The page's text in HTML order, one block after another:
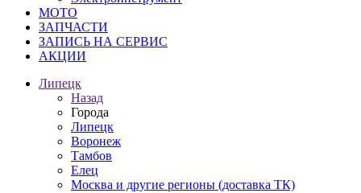
МОТО
ЗАПЧАСТИ
ЗАПИСЬ НА СЕРВИС
АКЦИИ
Липецк
Назад
Города
Липецк
Воронеж
Тамбов
Елец
Москва и другие регионы (доставка ТК)